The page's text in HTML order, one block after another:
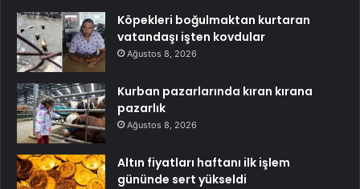
Köpekleri boğulmaktan kurtaran
vatandaşı işten kovdular
Ağustos 8, 2026
Kurban pazarlarında kıran kırana
pazarlık
Ağustos 8, 2026
Altın fiyatları haftanı ilk işlem
gününde sert yükseldi